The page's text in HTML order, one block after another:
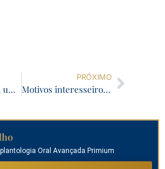
Que Garantia tem um tratamento dentário?
PRÓXIMO
Motivos interesseiros e um Regresso
Oral Avançada Primium